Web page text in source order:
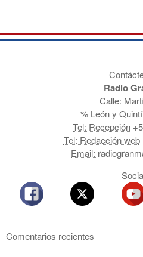
Radio
Calle:
% León y
Tel: Recepción
Tel: Redacción web
Email:
Comentarios recientes